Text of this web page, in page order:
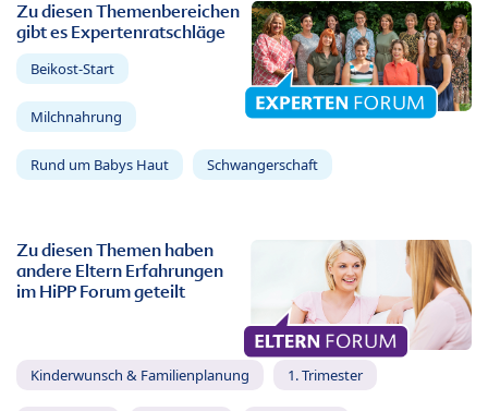
Zu diesen Themenbereichen
gibt es Expertenratschläge
Beikost-Start
Milchnahrung
Rund um Babys Haut Schwangerschaft
Zu diesen Themen haben
andere Eltern Erfahrungen
im HiPP Forum geteilt
Kinderwunsch & Familienplanung 1. Trimester